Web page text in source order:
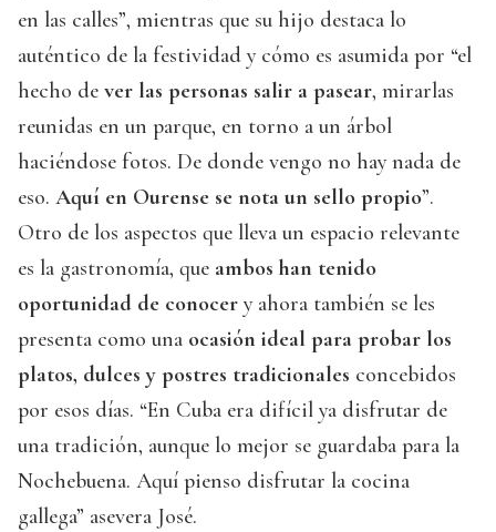
en las calles”, mientras que su hijo destaca lo
auténtico de la festividad y cómo es asumida por “el
hecho de ver las personas salir a pasear, mirarlas
reunidas en un parque, en torno a un árbol
haciéndose fotos. De donde vengo no hay nada de
eso. Aquí en Ourense se nota un sello propio”.
Otro de los aspectos que lleva un espacio relevante
es la gastronomía, que ambos han tenido
oportunidad de conocer y ahora también se les
presenta como una ocasión ideal para probar los
platos, dulces y postres tradicionales concebidos
por esos días. “En Cuba era difícil ya disfrutar de
una tradición, aunque lo mejor se guardaba para la
Nochebuena. Aquí pienso disfrutar la cocina
gallega” asevera José.